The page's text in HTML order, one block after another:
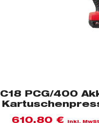
C18 PCG/400
610,80 € inkl.